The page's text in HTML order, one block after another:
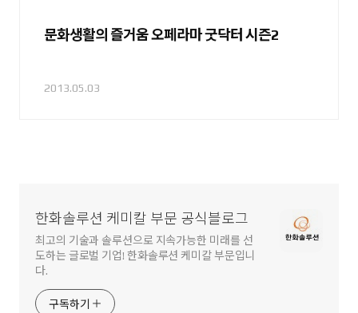
문화생활의 즐거움 오페라마 굿닥터 시즌2
2013.05.03
한화솔루션 케미칼 부문 공식블로그
최고의 기술과 솔루션으로 지속가능한 미래를 선
도하는 글로벌 기업! 한화솔루션 케미칼 부문입니
다.
구독하기